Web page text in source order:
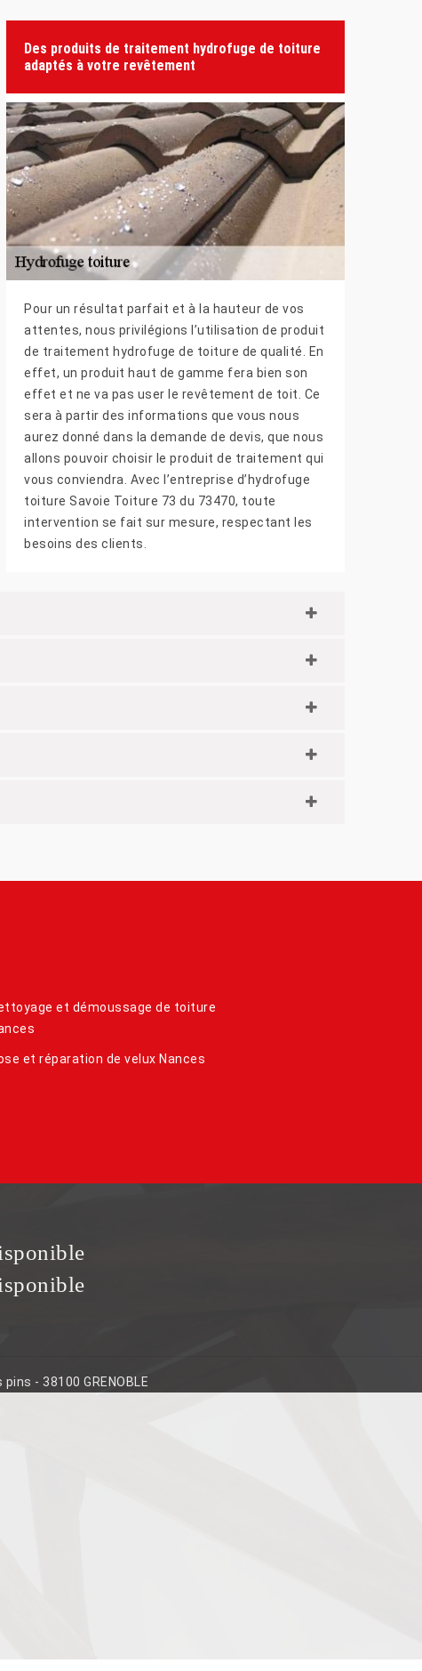
Des produits de traitement hydrofuge de toiture
adaptés à votre revêtement
Pour un résultat parfait et à la hauteur de vos
attentes, nous privilégions l’utilisation de produit
de traitement hydrofuge de toiture de qualité. En
effet, un produit haut de gamme fera bien son
effet et ne va pas user le revêtement de toit. Ce
sera à partir des informations que vous nous
aurez donné dans la demande de devis, que nous
allons pouvoir choisir le produit de traitement qui
vous conviendra. Avec l’entreprise d’hydrofuge
toiture Savoie Toiture 73 du 73470, toute
intervention se fait sur mesure, respectant les
besoins des clients.
et démoussage de toiture
et réparation de velux Nances
- 38100 GRENOBLE